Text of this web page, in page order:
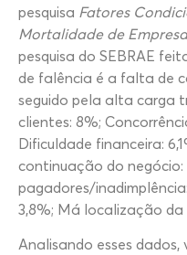
pesquisa Fatores
Mortalidade de
pesquisa do SEBRAE
de falência é a falta de
seguido pela alta carga
clientes: 8%;
Dificuldade financeira:
continuação do negócio:
pagadores/
3,8%; Má localização da
Analisando esses